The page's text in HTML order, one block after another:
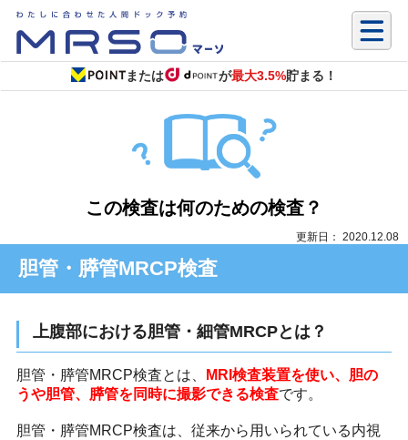
または が最大3.5%貯まる！
この検査は何のための検査？
更新日： 2020.12.08
胆管・膵管MRCP検査
上腹部における胆管・細管MRCPとは？
胆管・膵管MRCP検査とは、
MRI検査装置を使い、胆の
うや胆管、膵管を同時に撮影できる検査です。
胆管・膵管MRCP検査は、従来から用いられている内視